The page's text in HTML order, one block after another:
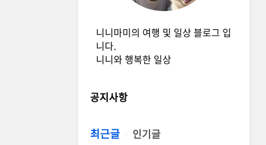
니니마미의 여행 및 일상 블로그 입
니다.
니니와 행복한 일상
공지사항
최근글 인기글